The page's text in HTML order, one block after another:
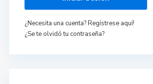
¿Necesita una cuenta? Regístrese aquí!
¿Se te olvidó tu contraseña?
Casa en Motril,
Granada.
652431955 Carmen